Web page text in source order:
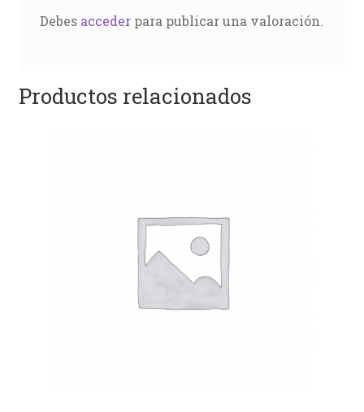
Debes accederpara publicar una valoración.
Productos relacionados